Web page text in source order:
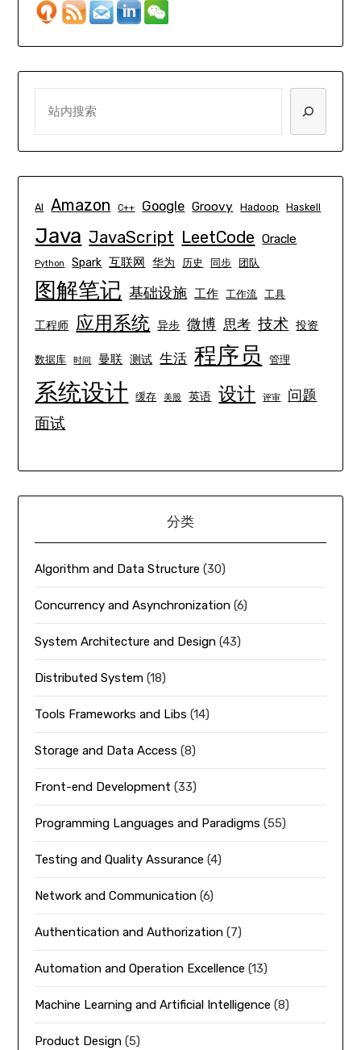
AI Amazon C++ Google Groovy Hadoop Haskell
Java JavaScript LeetCode Oracle
Python Spark 互联网 华为 历史 同步 团队
图解笔记 基础设施 工作 工作流 工具
工程师 应用系统 异步 微博 思考 技术 投资
数据库 时间 曼联 测试 生活 程序员 管理
系统设计 缓存 美股 英语 设计 评审 问题
面试
分类
Algorithm and Data Structure (30)
Concurrency and Asynchronization (6)
System Architecture and Design (43)
Distributed System (18)
Tools Frameworks and Libs (14)
Storage and Data Access (8)
Front-end Development (33)
Programming Languages and Paradigms (55)
Testing and Quality Assurance (4)
Network and Communication (6)
Authentication and Authorization (7)
Automation and Operation Excellence (13)
Machine Learning and Artificial Intelligence (8)
Product Design (5)